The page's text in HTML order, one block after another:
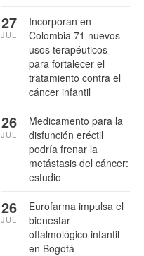
Incorporan en
Colombia 71 nuevos
usos terapéuticos
para fortalecer el
tratamiento contra el
cáncer infantil
27
JUL
Medicamento para la
disfunción eréctil
podría frenar la
metástasis del cáncer:
estudio
26
JUL
Eurofarma impulsa el
bienestar
oftalmológico infantil
en Bogotá
26
JUL